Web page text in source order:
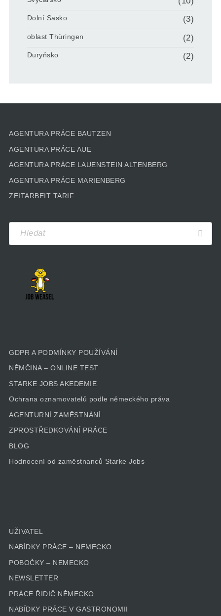
Dolní Sasko (3)
oblast Thüringen (2)
Duryňsko (2)
AGENTURA PRÁCE BAUTZEN
AGENTURA PRÁCE AUE
AGENTURA PRÁCE LAUENSTEIN ALTENBERG
AGENTURA PRÁCE MARIENBERG
ZEITARBEIT TARIF
GDPR A PODMÍNKY POUŽÍVÁNÍ
NĚMČINA – ONLINE TEST
STARKE JOBS AKEDEMIE
Ochrana oznamovatelů podle německého práva
AGENTURNÍ ZAMĚSTNÁNÍ
ZPROSTŘEDKOVÁNÍ PRÁCE
BLOG
Hodnocení od zaměstnanců Starke Jobs
UŽIVATEL
NABÍDKY PRÁCE – NEMECKO
POBOČKY – NEMECKO
NEWSLETTER
PRÁCE ŘIDIČ NĚMECKO
NABÍDKY PRÁCE V GASTRONOMII